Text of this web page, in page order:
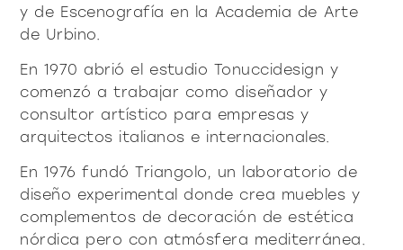
todos los
materioteca
Sofisticado decidido Sofisticado suave
y de Escenografía en la Academia de Arte
de Urbino.
En 1970 abrió el estudio Tonuccidesign y
comenzó a trabajar como diseñador y
consultor artístico para empresas y
arquitectos italianos e internacionales.
En 1976 fundó Triangolo, un laboratorio de
diseño experimental donde crea muebles y
complementos de decoración de estética
nórdica pero con atmósfera mediterránea.